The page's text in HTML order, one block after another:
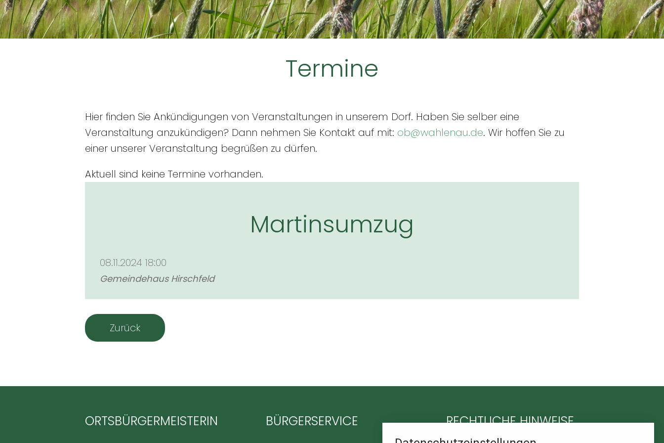
Termine
Hier finden Sie Ankündigungen von Veranstaltungen in unserem Dorf. Haben Sie selber eine
Veranstaltung anzukündigen? Dann nehmen Sie Kontakt auf mit: ob@wahlenau.de. Wir hoffen Sie zu
einer unserer Veranstaltung begrüßen zu dürfen.
Aktuell sind keine Termine vorhanden.
Martinsumzug
08.11.2024 18:00
Gemeindehaus Hirschfeld
Zurück
ORTSBÜRGERMEISTERIN BÜRGERSERVICE RECHTLICHE HINWEISE